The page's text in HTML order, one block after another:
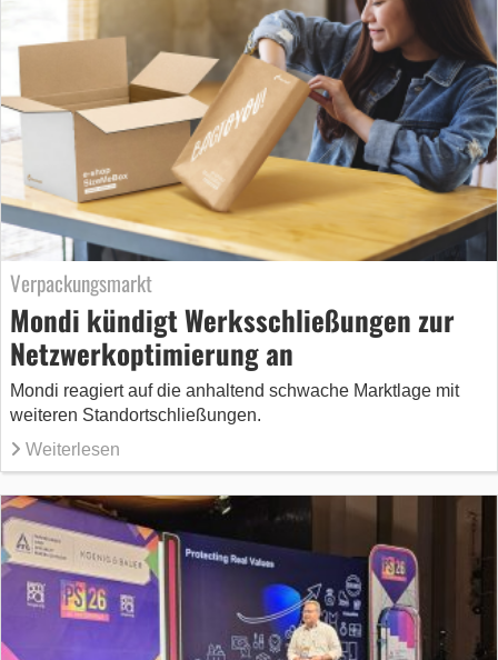
Verpackungsmarkt
Mondi kündigt Werksschließungen zur
Netzwerkoptimierung an
Mondi reagiert auf die anhaltend schwache Marktlage mit
weiteren Standortschließungen.
Weiterlesen